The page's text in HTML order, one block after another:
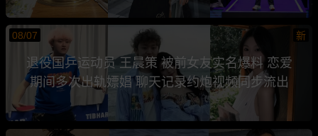
08/07 新
退役国乒运动员 王晨策 被前女友实名爆料 恋爱
期间多次出轨嫖娼 聊天记录约炮视频同步流出